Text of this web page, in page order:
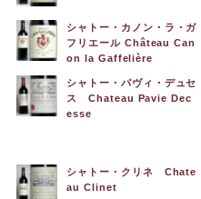
シャトー・カノン・ラ・ガ
フリエール Château Can
on la Gaffelière
シャトー・パヴィ・デュセ
ス Chateau Pavie Dec
esse
シャトー・クリネ Chate
au Clinet